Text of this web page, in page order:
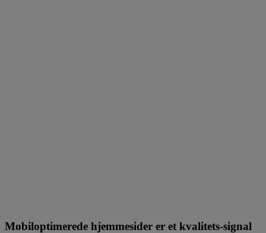
Mobiloptimerede hjemmesider er et kvalitets-signal